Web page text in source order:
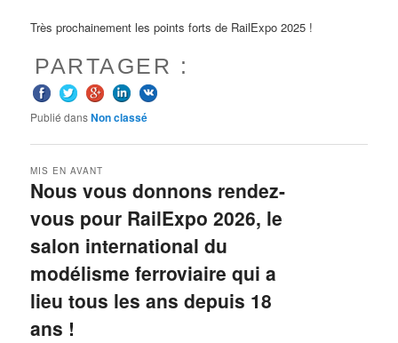
Très prochainement les points forts de RailExpo 2025 !
PARTAGER :
Publié dansNon classé
Nous vous donnons rendez-
vous pour RailExpo 2026, le
salon international du
modélisme ferroviaire qui a
lieu tous les ans depuis 18
ans !
MIS EN AVANT